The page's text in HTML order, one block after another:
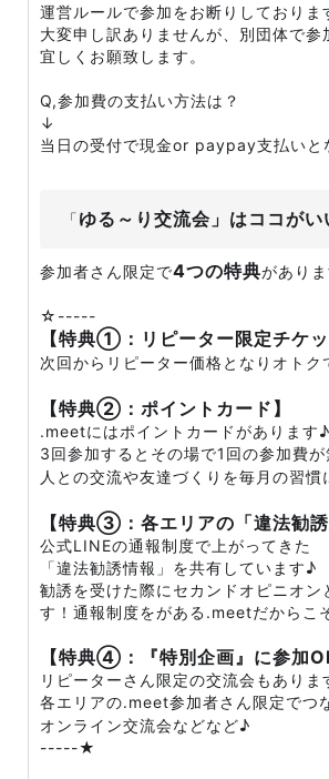
運営ルールで参加をお断りしておりま
大変申し訳ありませんが、別団体で参
宜しくお願致します。
Q,参加費の支払い方法は？
↓
当日の受付で現金or paypay支払いと
「ゆる～り交流会」はココがい
参加者さん限定で4つの特典がありま
☆-----
【特典①：リピーター限定チケッ
次回からリピーター価格となりオトク
【特典②：ポイントカード】
.meetにはポイントカードがあります♪
3回参加するとその場で1回の参加費が
人との交流や友達づくりを毎月の習慣
【特典③：各エリアの「違法勧誘
公式LINEの通報制度で上がってきた
「違法勧誘情報」を共有しています♪
勧誘を受けた際にセカンドオピニオン
す！通報制度をがある.meetだからこ
【特典④：『特別企画』に参加
リピーターさん限定の交流会もありま
各エリアの.meet参加者さん限定でつ
オンライン交流会などなど♪
-----★